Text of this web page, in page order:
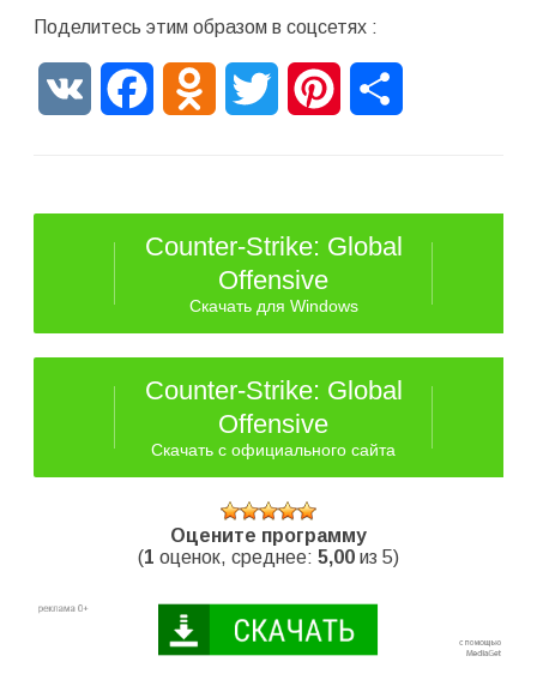
Поделитесь этим образом в соцсетях :
VK FacebookOdnoklassniki
Twitter Pinterest
Counter-Strike: Global
Offensive
Скачать для Windows
Counter-Strike: Global
Offensive
Скачать с официального сайта
Оцените программу
(1 оценок, среднее: 5,00 из 5)